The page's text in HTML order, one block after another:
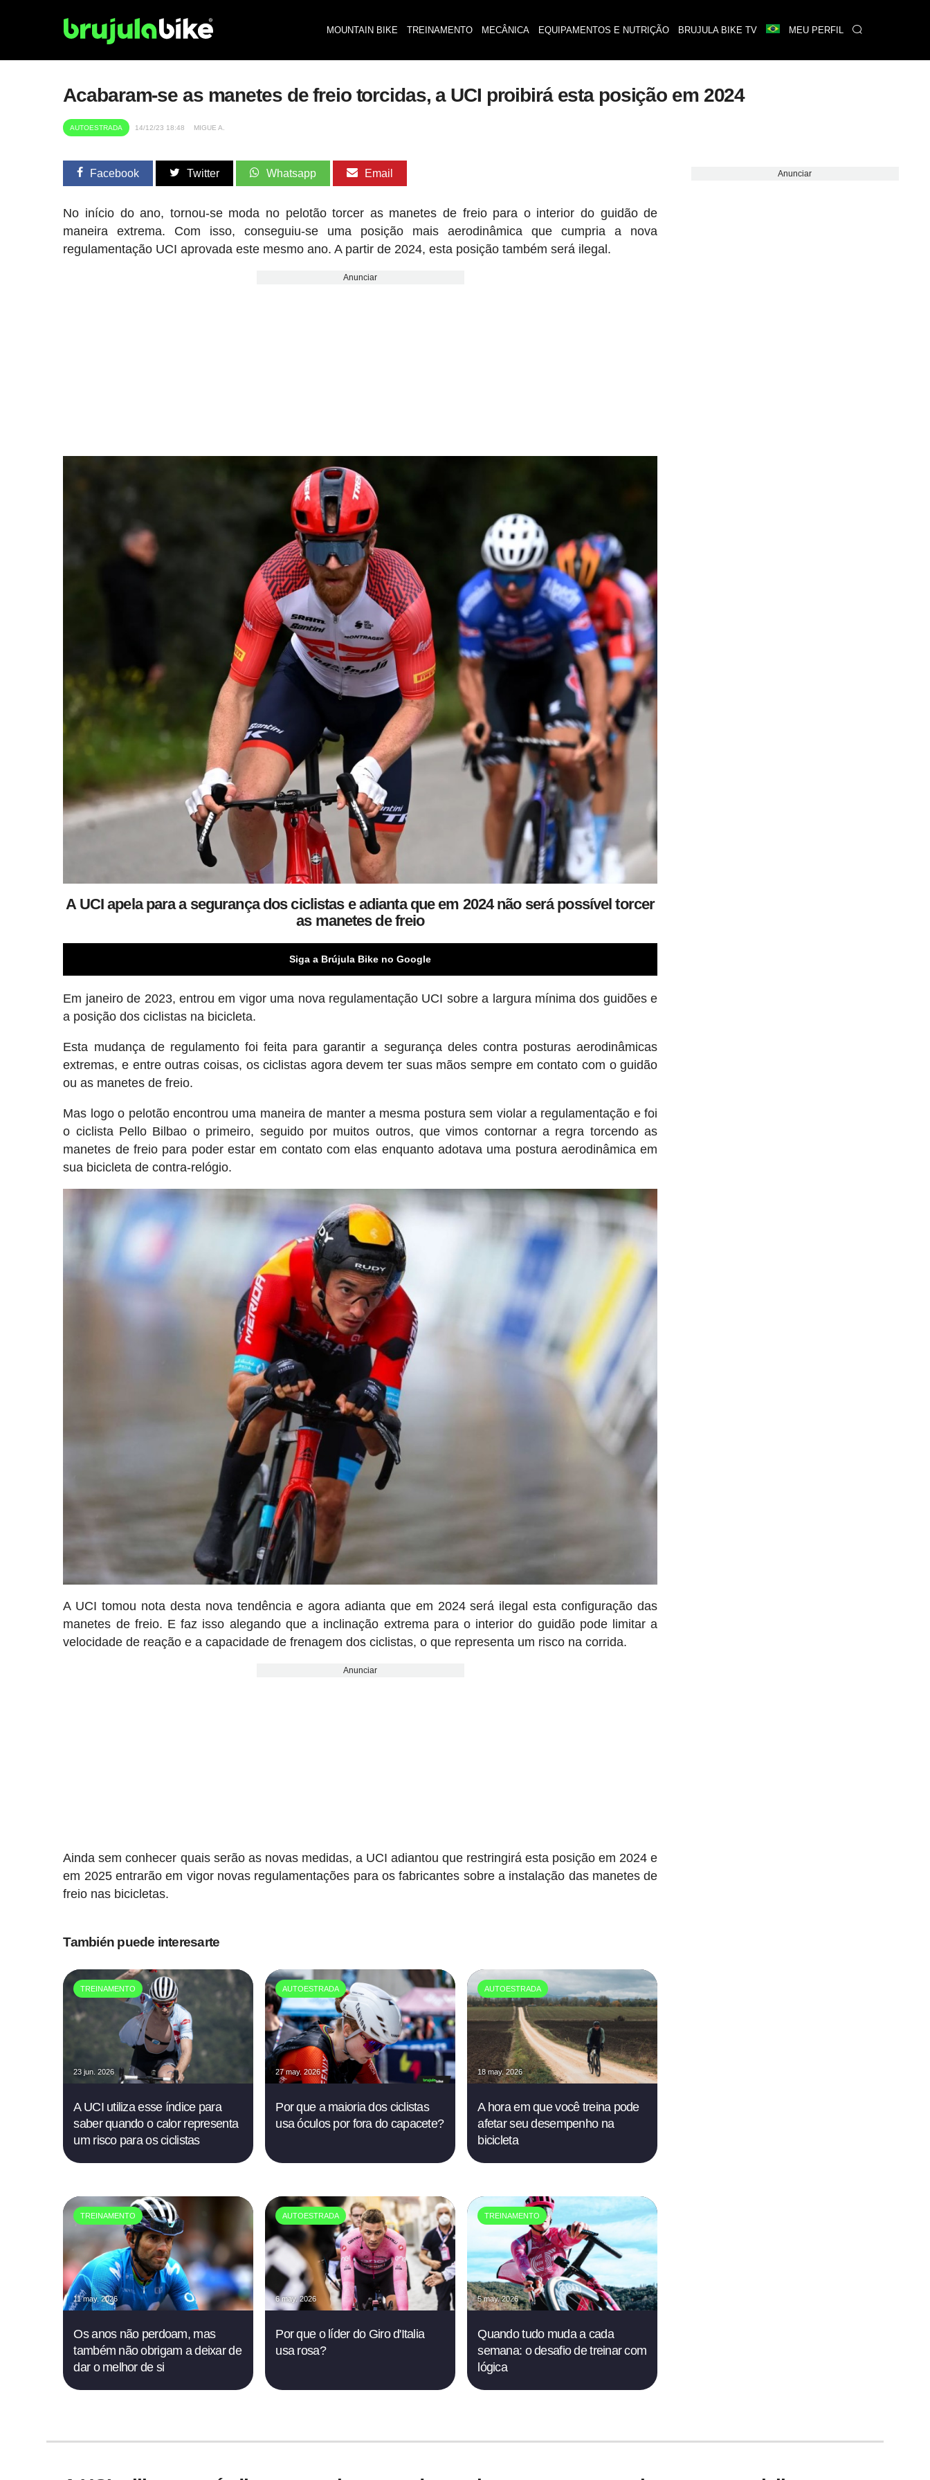
MOUNTAIN BIKE TREINAMENTO MECÂNICA EQUIPAMENTOS E NUTRIÇÃO BRUJULA BIKE TV MEU PERFIL
Acabaram-se as manetes de freio torcidas, a UCI proibirá esta posição em 2024
AUTOESTRADA 14/12/23 18:48 MIGUE A.
Facebook Twitter Whatsapp Email
No início do ano, tornou-se moda no pelotão torcer as manetes de freio para o interior do guidão de
maneira extrema. Com isso, conseguiu-se uma posição mais aerodinâmica que cumpria a nova
regulamentação UCI aprovada este mesmo ano. A partir de 2024, esta posição também será ilegal.
Anunciar
A UCI apela para a segurança dos ciclistas e adianta que em 2024 não será possível torcer
as manetes de freio
Siga a Brújula Bike no Google
Em janeiro de 2023, entrou em vigor uma nova regulamentação UCI sobre a largura mínima dos guidões e
a posição dos ciclistas na bicicleta.
Esta mudança de regulamento foi feita para garantir a segurança deles contra posturas aerodinâmicas
extremas, e entre outras coisas, os ciclistas agora devem ter suas mãos sempre em contato com o guidão
ou as manetes de freio.
Mas logo o pelotão encontrou uma maneira de manter a mesma postura sem violar a regulamentação e foi
o ciclista Pello Bilbao o primeiro, seguido por muitos outros, que vimos contornar a regra torcendo as
manetes de freio para poder estar em contato com elas enquanto adotava uma postura aerodinâmica em
sua bicicleta de contra-relógio.
A UCI tomou nota desta nova tendência e agora adianta que em 2024 será ilegal esta configuração das
manetes de freio. E faz isso alegando que a inclinação extrema para o interior do guidão pode limitar a
velocidade de reação e a capacidade de frenagem dos ciclistas, o que representa um risco na corrida.
Anunciar
Ainda sem conhecer quais serão as novas medidas, a UCI adiantou que restringirá esta posição em 2024 e
em 2025 entrarão em vigor novas regulamentações para os fabricantes sobre a instalação das manetes de
freio nas bicicletas.
También puede interesarte
TREINAMENTO
23 jun. 2026
A UCI utiliza esse índice para
saber quando o calor representa
um risco para os ciclistas
AUTOESTRADA
27 may. 2026
Por que a maioria dos ciclistas
usa óculos por fora do capacete?
AUTOESTRADA
18 may. 2026
A hora em que você treina pode
afetar seu desempenho na
bicicleta
TREINAMENTO
11 may. 2026
Os anos não perdoam, mas
também não obrigam a deixar de
dar o melhor de si
AUTOESTRADA
6 may. 2026
Por que o líder do Giro d'Italia
usa rosa?
TREINAMENTO
5 may. 2026
Quando tudo muda a cada
semana: o desafio de treinar com
lógica
Anunciar